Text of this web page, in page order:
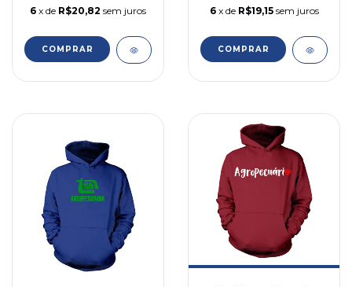
6 x de R$20,82 sem juros
COMPRAR
6 x de R$19,15 sem juros
COMPRAR